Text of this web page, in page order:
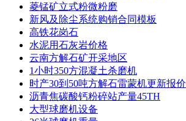
菱锰矿立式粉微粉磨
新风及除尘系统购销合同模板
高铁花岗石
水泥用石灰岩价格
云南方解石矿开采地区
1小时350方混凝土杀磨机
时产30到50吨方解石雷蒙机更新报价
沥青焦碳酸钙粉碎站产量45TH
大型球磨机设备